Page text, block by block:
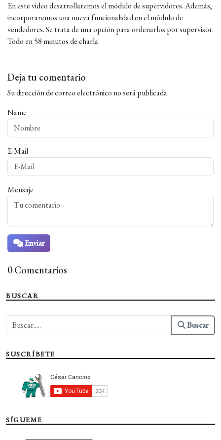
En este video desarrollaremos el módulo de supervidores. Además,
incorporaremos una nueva funcionalidad en el módulo de
vendedores. Se trata de una opción para ordenarlos por supervisor.
Todo en 58 minutos de charla.
Deja tu comentario
Su dirección de correo electrónico no será publicada.
Name
E-Mail
Mensaje
Enviar
0 Comentarios
BUSCAR
Buscar
SUSCRÍBETE
SÍGUEME